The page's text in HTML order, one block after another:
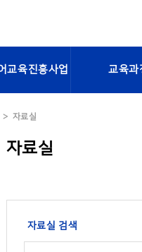
교육진흥사업 교육과
자료실
자료실
자료실 검색